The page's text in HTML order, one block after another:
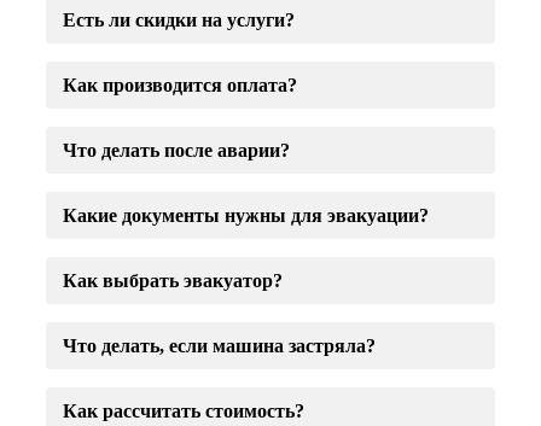
Есть ли скидки на услуги?
Как производится оплата?
Что делать после аварии?
Какие документы нужны для эвакуации?
Как выбрать эвакуатор?
Что делать, если машина застряла?
Как рассчитать стоимость?